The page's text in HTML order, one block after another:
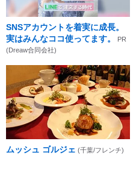
SNSアカウントを着実に成長。
実はみんなココ使ってます。
PR
(Dreaw合同会社)
ムッシュ ゴルジェ (千葉/フレンチ)